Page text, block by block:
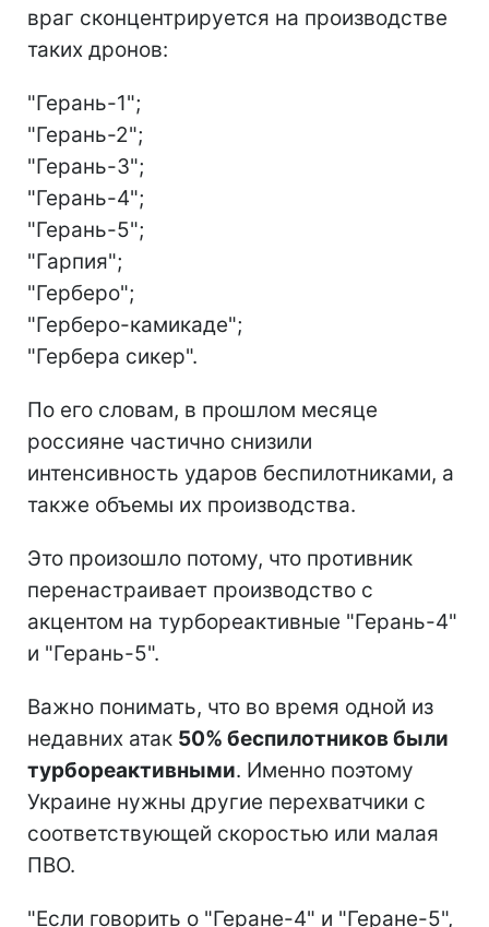
враг сконцентрируется на производстве
таких дронов:
"Герань-1";
"Герань-2";
"Герань-3";
"Герань-4";
"Герань-5";
"Гарпия";
"Герберо";
"Герберо-камикаде";
"Гербера сикер".
По его словам, в прошлом месяце
россияне частично снизили
интенсивность ударов беспилотниками, а
также объемы их производства.
Это произошло потому, что противник
перенастраивает производство с
акцентом на турбореактивные "Герань-4"
и "Герань-5".
Важно понимать, что во время одной из
недавних атак 50% беспилотников были
турбореактивными. Именно поэтому
Украине нужны другие перехватчики с
соответствующей скоростью или малая
ПВО.
"Если говорить о "Геране-4" и "Геране-5",